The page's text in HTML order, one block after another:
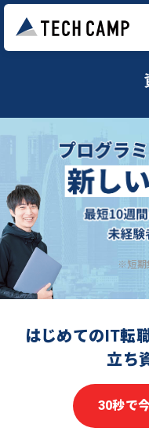
※短期
はじめてのIT転
立ち
30秒で